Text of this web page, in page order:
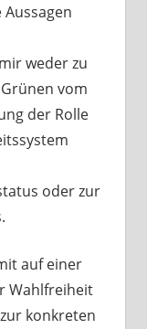
weder zu
vom
der Rolle
oder zur
auf einer
Wahlfreiheit
konkreten